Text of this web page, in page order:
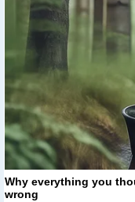
Why everything you
wrong